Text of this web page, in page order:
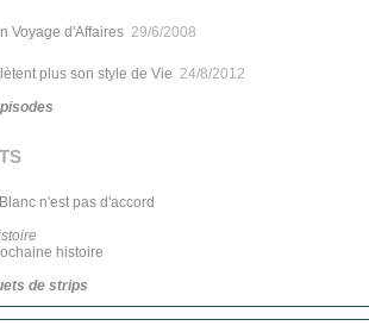
Voyage d'Affaires 29/6/2008
plus son style de Vie 24/8/2012
n'est pas d'accord
histoire
de strips